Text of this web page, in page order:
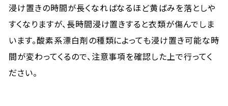
浸け置きの時間が長くなればなるほど黄ばみを落としや
すくなりますが、長時間浸け置きすると衣類が傷んでしま
います。酸素系漂白剤の種類によっても浸け置き可能な時
間が変わってくるので、注意事項を確認した上で行ってく
ださい。